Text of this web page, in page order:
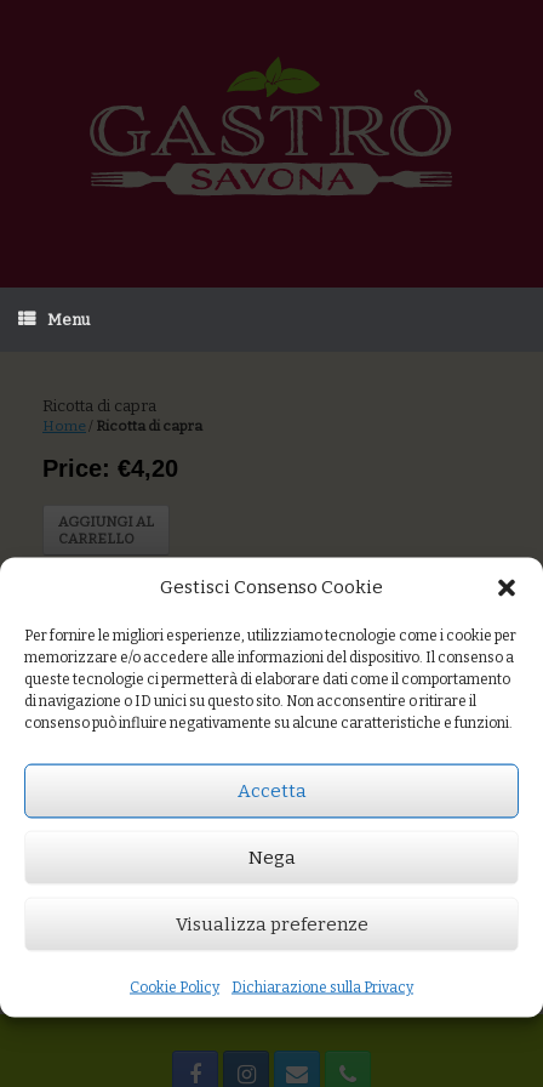
Gestisci Consenso Cookie
Per fornire le migliori esperienze, utilizziamo tecnologie come i cookie per
memorizzare e/o accedere alle informazioni del dispositivo. Il consenso a
queste tecnologie ci permetterà di elaborare dati come il comportamento
di navigazione o ID unici su questo sito. Non acconsentire o ritirare il
consenso può influire negativamente su alcune caratteristiche e funzioni.
Accetta
Nega
Visualizza preferenze
Cookie Policy Dichiarazione sulla Privacy
Menu
Ricotta di capra
Home / Ricotta di capra
Prezzo:€4,20
Price: €4,20
AGGIUNGI AL
CARRELLO